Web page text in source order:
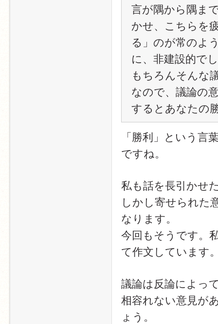
言が隅から隅ま
かせ、こちらを
る」のが常のよ
に、非建設的で
もちろんそんな
なので、議論の
するとあなたの
「勝利」という
ですね。
私も話を長引かせ
しかし寄せられた
なります。
今回もそうです。
て作文しています
議論は反論によっ
相容れない意見が
ょう。